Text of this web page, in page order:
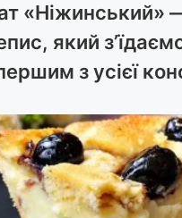
«Ніжинський»
який
з усієї